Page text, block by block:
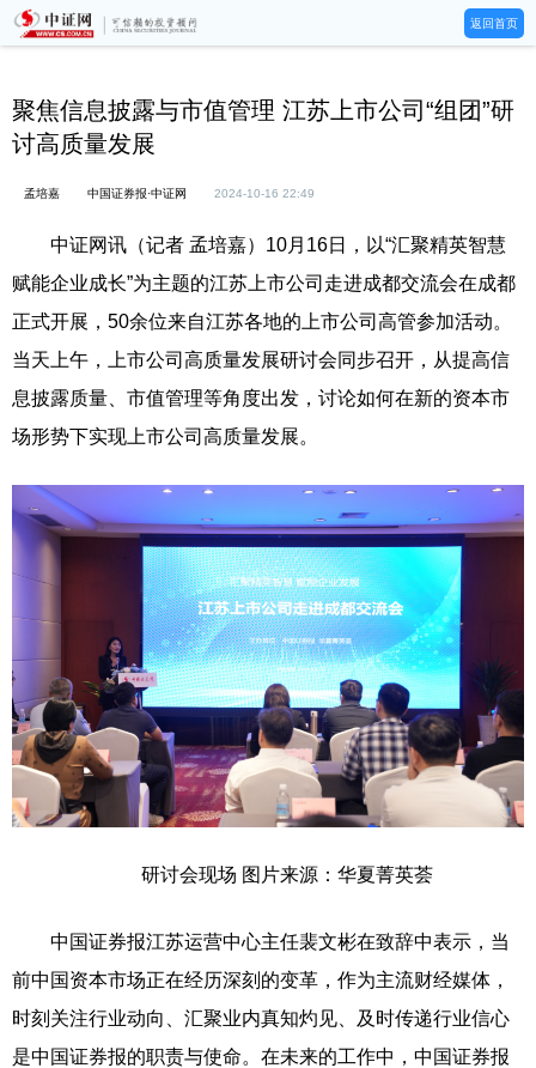
返回首页
聚焦信息披露与市值管理 江苏上市公司“组团”研
讨高质量发展
孟培嘉 中国证券报·中证网 2024-10-16 22:49
中证网讯（记者 孟培嘉）10月16日，以“汇聚精英智慧
赋能企业成长”为主题的江苏上市公司走进成都交流会在成都
正式开展，50余位来自江苏各地的上市公司高管参加活动。
当天上午，上市公司高质量发展研讨会同步召开，从提高信
息披露质量、市值管理等角度出发，讨论如何在新的资本市
场形势下实现上市公司高质量发展。
研讨会现场 图片来源：华夏菁英荟
中国证券报江苏运营中心主任裴文彬在致辞中表示，当
前中国资本市场正在经历深刻的变革，作为主流财经媒体，
时刻关注行业动向、汇聚业内真知灼见、及时传递行业信心
是中国证券报的职责与使命。在未来的工作中，中国证券报